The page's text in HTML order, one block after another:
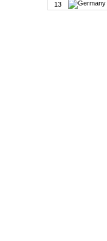
13